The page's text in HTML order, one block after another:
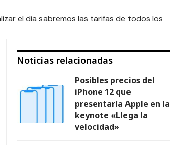
el dia sabremos las tarifas de todos los
Noticias relacionadas
Posibles precios del
iPhone 12 que
presentaría Apple en la
keynote «Llega la
velocidad»